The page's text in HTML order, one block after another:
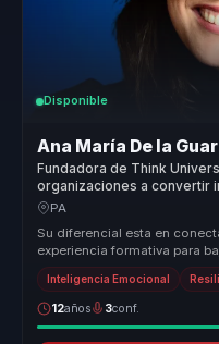
Disponible
Ana María De la
Fundadora de Think
organizaciones a convertir
mental en resiliencia,
PA
Su diferencial esta en
experiencia formativa para
aprendizajes utiles para ...
Inteligencia Emocional
12años 3conf.